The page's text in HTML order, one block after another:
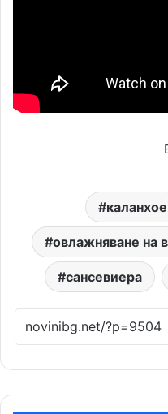
каланхое
овлажняване на
сансевиера